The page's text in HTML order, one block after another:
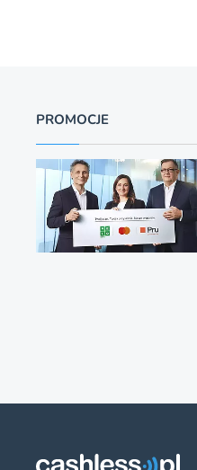
PROMOCJE